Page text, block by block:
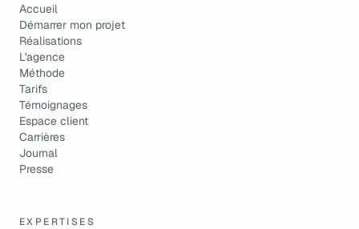
Accueil
Démarrer mon projet
Réalisations
L'agence
Méthode
Tarifs
Témoignages
Espace client
Carrières
Journal
Presse
EXPERTISES